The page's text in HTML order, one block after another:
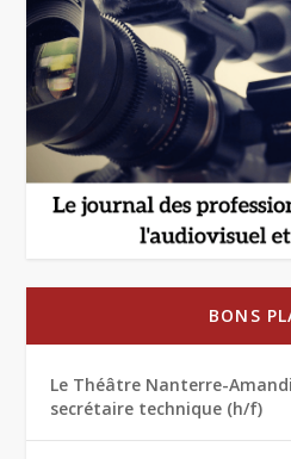
BONS
Le Théâtre Nanterre-
secrétaire technique (h/f)